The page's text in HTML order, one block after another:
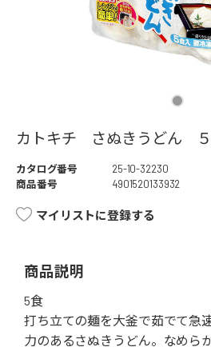
カトキチ さぬきうどん
カタログ番号
25-10-32230
商品番号
4901520133932
マイリストに登録する
商品説明
5食
打ち立ての麺を大釜で茹でて急
力のあるさぬきうどん。なめら